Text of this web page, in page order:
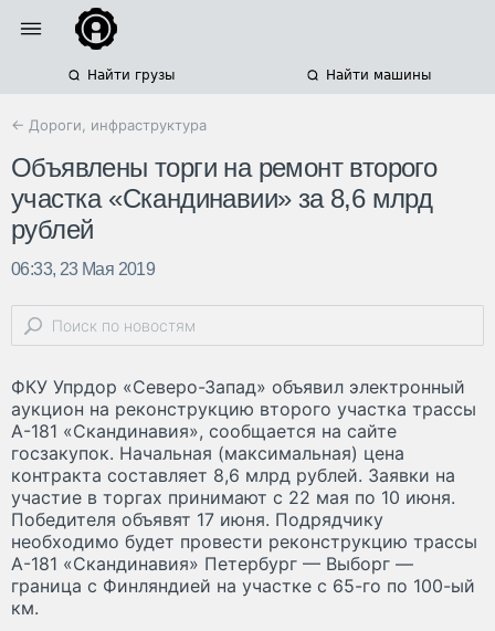
Найти грузы Найти машины
← Дороги, инфраструктура
Объявлены торги на ремонт второго
участка «Скандинавии» за 8,6 млрд
рублей
06:33, 23 Мая 2019
ФКУ Упрдор «Северо-Запад» объявил электронный
аукцион на реконструкцию второго участка трассы
А-181 «Скандинавия», сообщается на сайте
госзакупок. Начальная (максимальная) цена
контракта составляет 8,6 млрд рублей. Заявки на
участие в торгах принимают с 22 мая по 10 июня.
Победителя объявят 17 июня. Подрядчику
необходимо будет провести реконструкцию трассы
А-181 «Скандинавия» Петербург — Выборг —
граница с Финляндией на участке с 65-го по 100-ый
км.